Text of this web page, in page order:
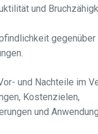
und
gegenüber
und Nachteile im
Kostenzielen,
und